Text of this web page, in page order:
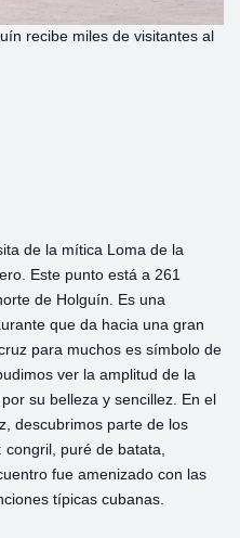
recibe miles de visitantes al
de la mítica Loma de la
Este punto está a 261
de Holguín. Es una
que da hacia una gran
para muchos es símbolo de
ver la amplitud de la
su belleza y sencillez. En el
descubrimos parte de los
puré de batata,
fue amenizado con las
típicas cubanas.